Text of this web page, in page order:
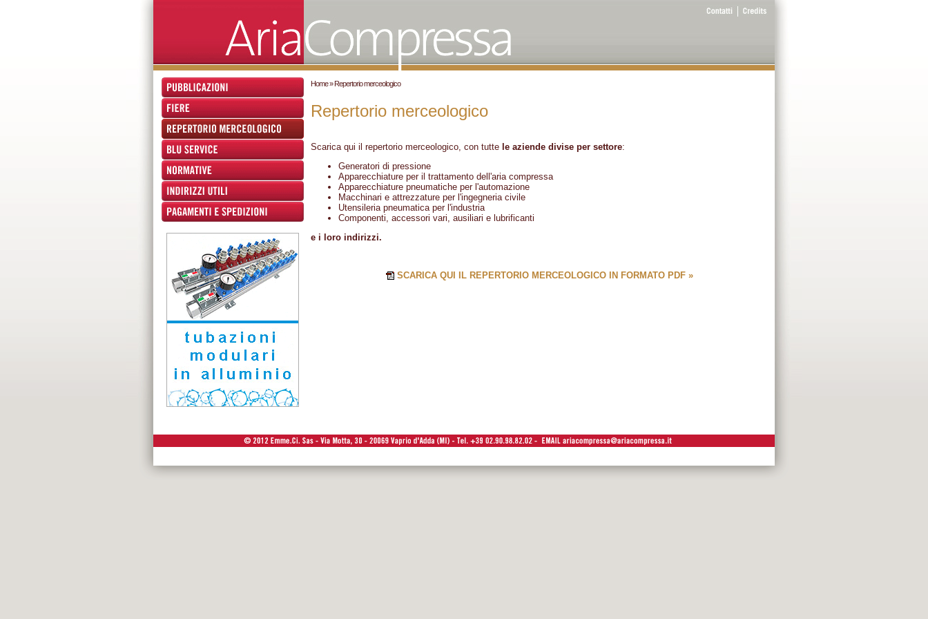
Home» Repertorio merceologico
Repertorio merceologico
Scarica qui il repertorio merceologico, con tutte le aziende divise per settore:
Generatori di pressione
Apparecchiature per il trattamento dell'aria compressa
Apparecchiature pneumatiche per l'automazione
Macchinari e attrezzature per l'ingegneria civile
Utensileria pneumatica per l'industria
Componenti, accessori vari, ausiliari e lubrificanti
e i loro indirizzi.
SCARICA QUI IL REPERTORIO MERCEOLOGICO IN FORMATO PDF »